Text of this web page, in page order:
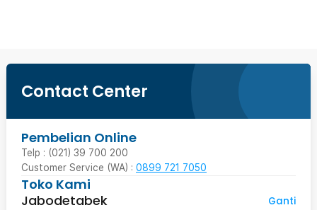
Contact Center
Pembelian Online
Telp : (021) 39 700 200
Customer Service (WA) : 0899 721 7050
Toko Kami
Jabodetabek
Ganti